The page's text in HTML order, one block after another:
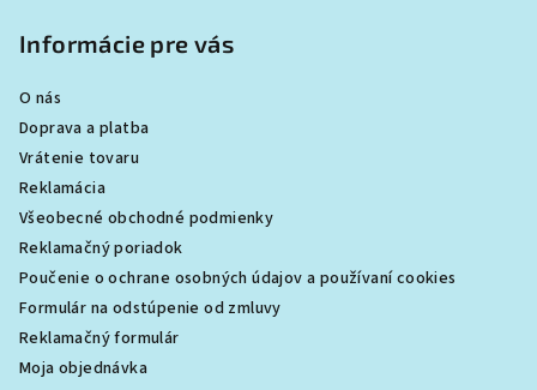
Informácie pre vás
O nás
Doprava a platba
Vrátenie tovaru
Reklamácia
Všeobecné obchodné podmienky
Reklamačný poriadok
Poučenie o ochrane osobných údajov a používaní cookies
Formulár na odstúpenie od zmluvy
Reklamačný formulár
Moja objednávka